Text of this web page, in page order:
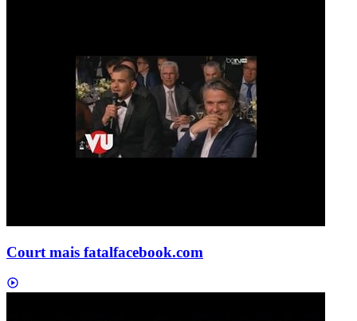
Court mais fatalfacebook.com